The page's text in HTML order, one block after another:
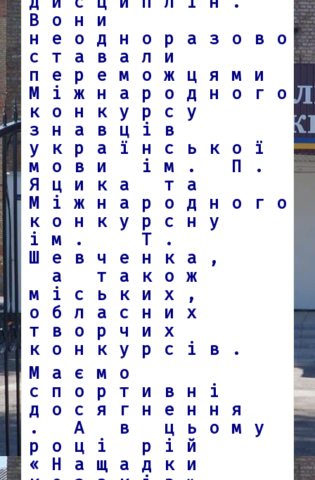
Вони
неодноразово
ставали
переможцями
Міжнародного
конкурсу
знавців
української
мови ім. П.
Яцика та
Міжнародного
конкурсну
ім. Т.
Шевченка,
а також
міських,
обласних
творчих
конкурсів.
Маємо
спортивні
досягнення
. А в цьому
році рій
«Нащадки